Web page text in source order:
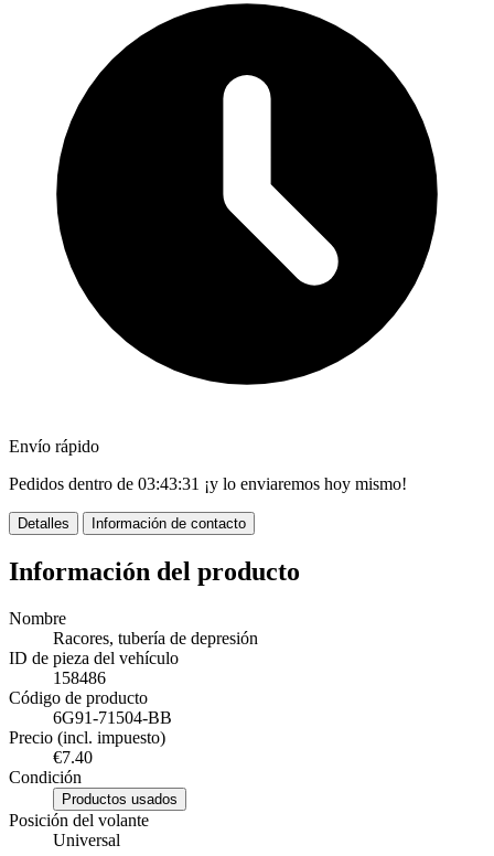
Envío rápido
Pedidos dentro de 03:43:30 ¡y lo enviaremos hoy mismo!
Detalles Información de contacto
Información del producto
Nombre
Racores, tubería de depresión
ID de pieza del vehículo
158486
Código de producto
6G91-71504-BB
Precio (incl. impuesto)
€7.40
Condición
Productos usados
Posición del volante
Universal